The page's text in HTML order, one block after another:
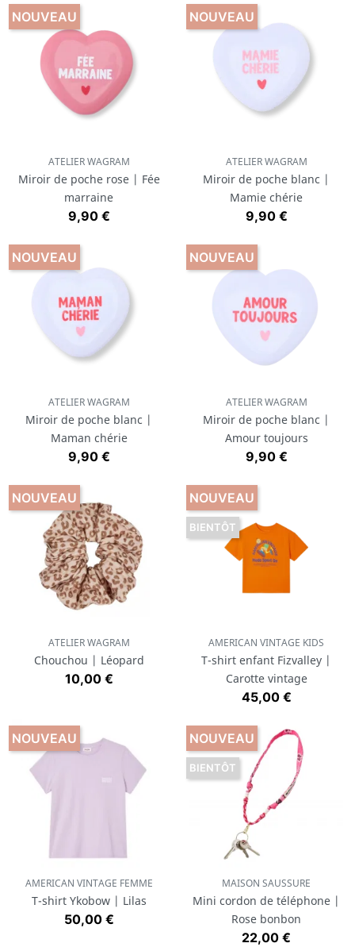
ATELIER WAGRAM
Miroir de poche rose | Fée
marraine
Prix
9,90 €
NOUVEAU
ATELIER WAGRAM
Miroir de poche blanc |
Mamie chérie
Prix
9,90 €
NOUVEAU
ATELIER WAGRAM
Miroir de poche blanc |
Maman chérie
Prix
9,90 €
NOUVEAU
ATELIER WAGRAM
Miroir de poche blanc |
Amour toujours
Prix
9,90 €
NOUVEAU
ATELIER WAGRAM
Chouchou | Léopard
Prix
10,00 €
NOUVEAU
AMERICAN VINTAGE KIDS
T-shirt enfant Fizvalley |
Carotte vintage
Prix
45,00 €
NOUVEAU
BIENTÔT
AMERICAN VINTAGE FEMME
T-shirt Ykobow | Lilas
Prix
50,00 €
NOUVEAU
MAISON SAUSSURE
Mini cordon de téléphone |
Rose bonbon
Prix
22,00 €
NOUVEAU
BIENTÔT